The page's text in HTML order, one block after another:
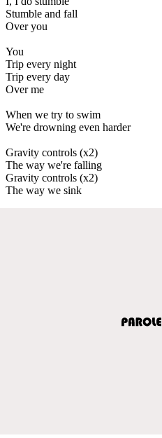
Stumble and fall
Over you
You
Trip every night
Trip every day
Over me
When we try to swim
We're drowning even harder
Gravity controls (x2)
The way we're falling
Gravity controls (x2)
The way we sink